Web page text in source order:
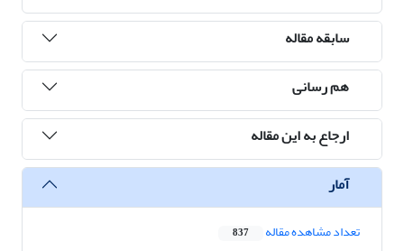
سابقه مقاله
هم رسانی
ارجاع به این مقاله
آمار
تعداد مشاهده مقاله 837